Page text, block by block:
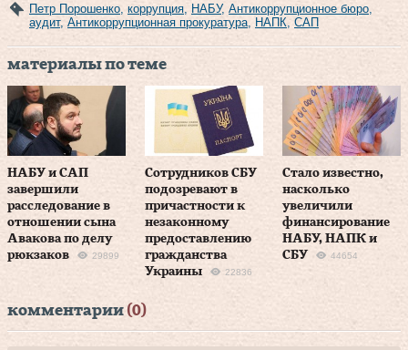
Петр Порошенко коррупция НАБУ, Антикоррупционное бюро
аудит, Антикоррупционная прокуратура НАПК САП
материалы по теме
НАБУ и САП
завершили
расследование в
отношении сына
Авакова по делу
рюкзаков
29899
Сотрудников СБУ
подозревают в
причастности к
незаконному
предоставлению
гражданства
Украины
22836
Стало известно,
насколько
увеличили
финансирование
НАБУ, НАПК и
СБУ
44654
комментарии (0)